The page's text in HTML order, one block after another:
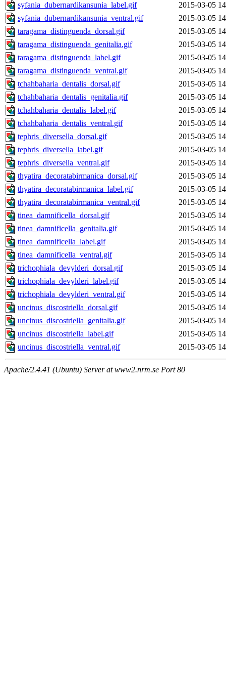
syfania_dubernardikansunia_label.gif
2015-03-05
syfania_dubernardikansunia_ventral.gif
2015-03-05
taragama_distinguenda_dorsal.gif
2015-03-05
taragama_distinguenda_genitalia.gif
2015-03-05
taragama_distinguenda_label.gif
2015-03-05
taragama_distinguenda_ventral.gif
2015-03-05
tchahbaharia_dentalis_dorsal.gif
2015-03-05
tchahbaharia_dentalis_genitalia.gif
2015-03-05
tchahbaharia_dentalis_label.gif
2015-03-05
tchahbaharia_dentalis_ventral.gif
2015-03-05
tephris_diversella_dorsal.gif
2015-03-05
tephris_diversella_label.gif
2015-03-05
tephris_diversella_ventral.gif
2015-03-05
thyatira_decoratabirmanica_dorsal.gif
2015-03-05
thyatira_decoratabirmanica_label.gif
2015-03-05
thyatira_decoratabirmanica_ventral.gif
2015-03-05
tinea_damnificella_dorsal.gif
2015-03-05
tinea_damnificella_genitalia.gif
2015-03-05
tinea_damnificella_label.gif
2015-03-05
tinea_damnificella_ventral.gif
2015-03-05
trichophiala_devylderi_dorsal.gif
2015-03-05
trichophiala_devylderi_label.gif
2015-03-05
trichophiala_devylderi_ventral.gif
2015-03-05
uncinus_discostriella_dorsal.gif
2015-03-05
uncinus_discostriella_genitalia.gif
2015-03-05
uncinus_discostriella_label.gif
2015-03-05
uncinus_discostriella_ventral.gif
2015-03-05
Apache/2.4.41 (Ubuntu) Server at www2.nrm.se Port 80